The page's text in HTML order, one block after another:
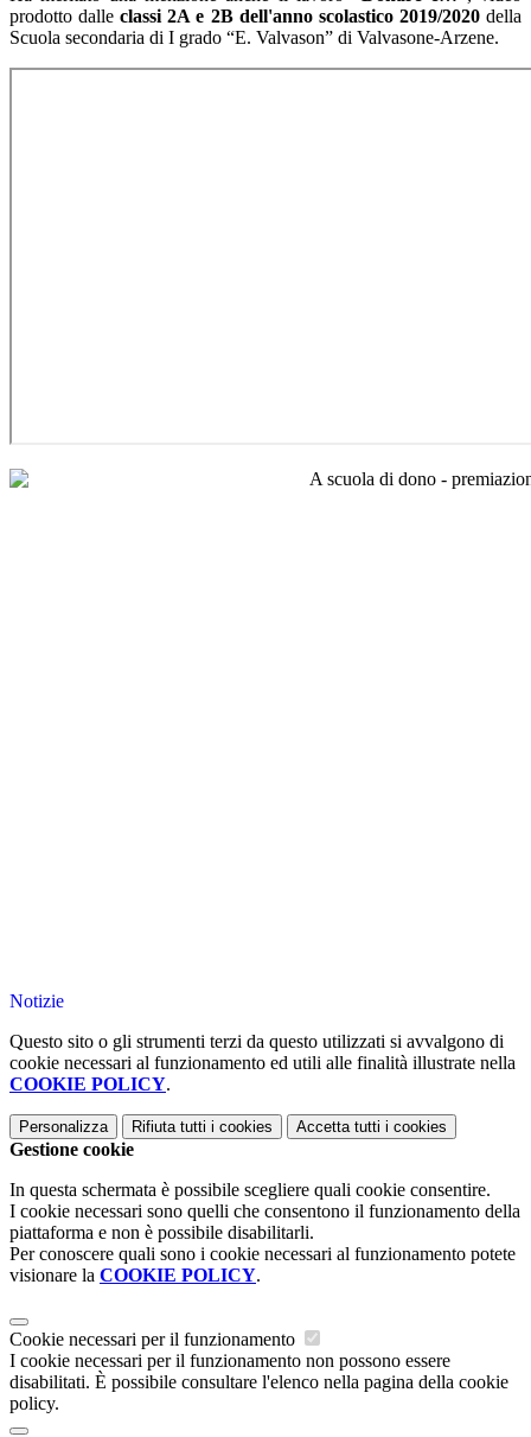
prodotto dalleclassi 2A e 2B dell'anno scolastico 2019/2020della
Scuola secondaria di I grado “E. Valvason” di Valvasone-Arzene.
Notizie
Questo sito o gli strumenti terzi da questo utilizzati si avvalgono di
cookie necessari al funzionamento ed utili alle finalità illustrate nella
COOKIE POLICY.
Personalizza Rifiuta tutti i cookies Accetta tutti i cookies
Gestione cookie
In questa schermata è possibile scegliere quali cookie consentire.
I cookie necessari sono quelli che consentono il funzionamento della
piattaforma e non è possibile disabilitarli.
Per conoscere quali sono i cookie necessari al funzionamento potete
visionare la COOKIE POLICY.
Cookie necessari per il funzionamento
I cookie necessari per il funzionamento non possono essere
disabilitati. È possibile consultare l'elenco nella pagina della cookie
policy.